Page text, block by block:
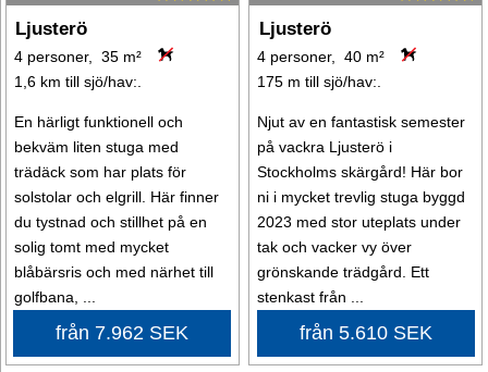
Ljusterö
4 personer, 35 m²
1,6 km till sjö/hav:.
En härligt funktionell och
bekväm liten stuga med
trädäck som har plats för
solstolar och elgrill. Här finner
du tystnad och stillhet på en
solig tomt med mycket
blåbärsris och med närhet till
golfbana, ...
från 7.962 SEK
Ljusterö
4 personer, 40 m²
175 m till sjö/hav:.
Njut av en fantastisk semester
på vackra Ljusterö i
Stockholms skärgård! Här bor
ni i mycket trevlig stuga byggd
2023 med stor uteplats under
tak och vacker vy över
grönskande trädgård. Ett
stenkast från ...
från 5.610 SEK